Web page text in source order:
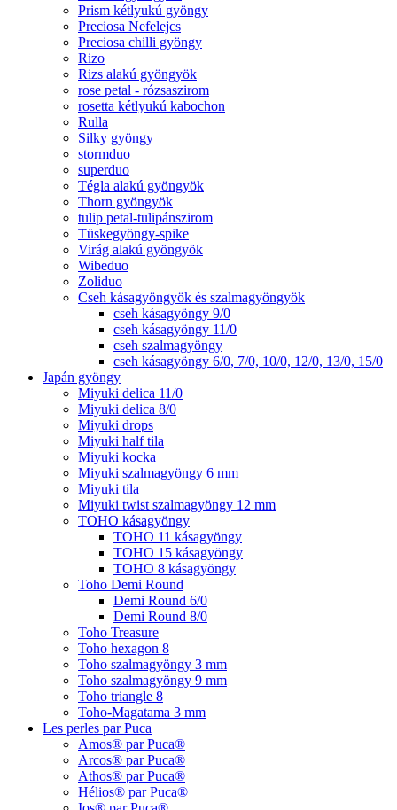
Prism kétlyukú gyöngy
Preciosa Nefelejcs
Preciosa chilli gyöngy
Rizo
Rizs alakú gyöngyök
rose petal - rózsaszirom
rosetta kétlyukú kabochon
Rulla
Silky gyöngy
stormduo
superduo
Tégla alakú gyöngyök
Thorn gyöngyök
tulip petal-tulipánszirom
Tüskegyöngy-spike
Virág alakú gyöngyök
Wibeduo
Zoliduo
Cseh kásagyöngyök és szalmagyöngyök
cseh kásagyöngy 9/0
cseh kásagyöngy 11/0
cseh szalmagyöngy
cseh kásagyöngy 6/0, 7/0, 10/0, 12/0, 13/0, 15/0
Japán gyöngy
Miyuki delica 11/0
Miyuki delica 8/0
Miyuki drops
Miyuki half tila
Miyuki kocka
Miyuki szalmagyöngy 6 mm
Miyuki tila
Miyuki twist szalmagyöngy 12 mm
TOHO kásagyöngy
TOHO 11 kásagyöngy
TOHO 15 kásagyöngy
TOHO 8 kásagyöngy
Toho Demi Round
Demi Round 6/0
Demi Round 8/0
Toho Treasure
Toho hexagon 8
Toho szalmagyöngy 3 mm
Toho szalmagyöngy 9 mm
Toho triangle 8
Toho-Magatama 3 mm
Les perles par Puca
Amos® par Puca®
Arcos® par Puca®
Athos® par Puca®
Hélios® par Puca®